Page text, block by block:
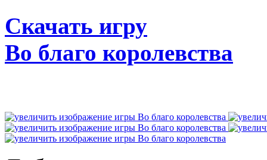
Скачать игру
Во благо королевства